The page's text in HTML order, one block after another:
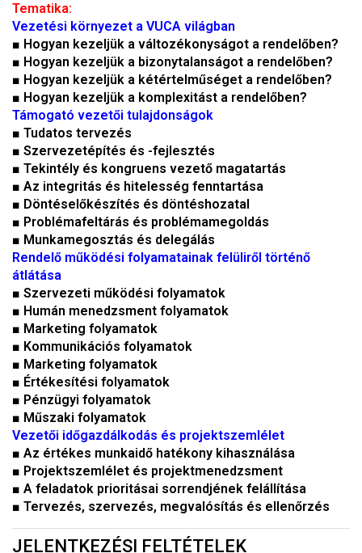
Tematika:
Vezetési környezet a VUCA világban
■ Hogyan kezeljük a változékonyságot a rendelőben?
■ Hogyan kezeljük a bizonytalanságot a rendelőben?
■ Hogyan kezeljük a kétértelműséget a rendelőben?
■ Hogyan kezeljük a komplexitást a rendelőben?
Támogató vezetői tulajdonságok
■ Tudatos tervezés
■ Szervezetépítés és -fejlesztés
■ Tekintély és kongruens vezető magatartás
■ Az integritás és hitelesség fenntartása
■ Döntéselőkészítés és döntéshozatal
■ Problémafeltárás és problémamegoldás
■ Munkamegosztás és delegálás
Rendelő működési folyamatainak felüliről történő
átlátása
■ Szervezeti működési folyamatok
■ Humán menedzsment folyamatok
■ Marketing folyamatok
■ Kommunikációs folyamatok
■ Marketing folyamatok
■ Értékesítési folyamatok
■ Pénzügyi folyamatok
■ Műszaki folyamatok
Vezetői időgazdálkodás és projektszemlélet
■ Az értékes munkaidő hatékony kihasználása
■ Projektszemlélet és projektmenedzsment
■ A feladatok prioritásai sorrendjének felállítása
■ Tervezés, szervezés, megvalósítás és ellenőrzés
JELENTKEZÉSI FELTÉTELEK